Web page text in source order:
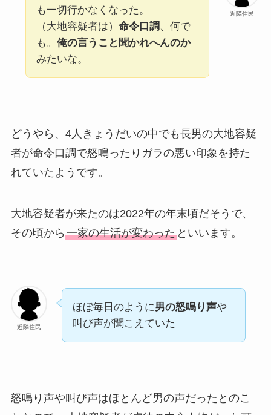
近隣住民
も一切行かなくなった。
（大地容疑者は） 命令口調 、何で
も。 俺の言うこと聞かれへんのか
みたいな。
どうやら、4人きょうだいの中でも長男の大地容疑
者が命令口調で怒鳴ったりガラの悪い印象を持た
れていたようです。
大地容疑者が来たのは2022年の年末頃だそうで、
その頃から 一家の生活が変わったといいます。
近隣住民
ほぼ毎日のように男の怒鳴り声や
叫び声が聞こえていた
怒鳴り声や叫び声はほとんど男の声だったとのこ